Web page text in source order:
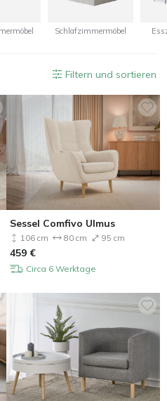
Schlafzimmermöbel
Filtern und sortieren
Sessel Comfivo Ulmus
106 cm 80 cm 95 cm
459 €
Circa 6 Werktage